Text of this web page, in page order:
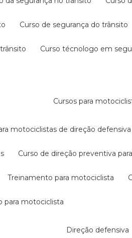
curso de segurança do trânsito
curso técnologo em
cursos para
motociclistas de direção defensiva
curso de direção preventiva
treinamento para motociclista
para motociclista
direção defensiva